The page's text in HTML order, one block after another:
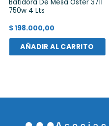
Batidora De Mesa Oster 3711
750w 4 Lts
$198.000,00
AÑADIR AL CARRITO